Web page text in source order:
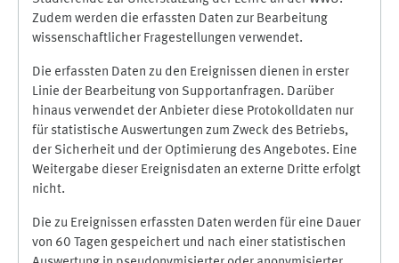
Zudem werden die erfassten Daten zur Bearbeitung
wissenschaftlicher Fragestellungen verwendet.
Die erfassten Daten zu den Ereignissen dienen in erster
Linie der Bearbeitung von Supportanfragen. Darüber
hinaus verwendet der Anbieter diese Protokolldaten nur
für statistische Auswertungen zum Zweck des Betriebs,
der Sicherheit und der Optimierung des Angebotes. Eine
Weitergabe dieser Ereignisdaten an externe Dritte erfolgt
nicht.
Die zu Ereignissen erfassten Daten werden für eine Dauer
von 60 Tagen gespeichert und nach einer statistischen